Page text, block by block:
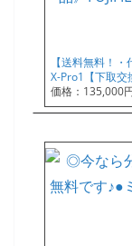
【送料無料！
X-Pro1【下取交
価格：135,000